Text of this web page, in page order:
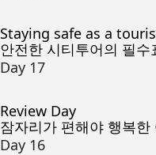
Staying safe as a
안전한 시티투어의 필수
Day 17
Review Day
잠자리가 편해야 행복한
Day 16